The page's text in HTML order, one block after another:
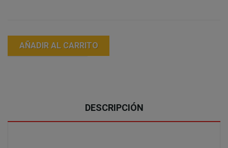
AÑADIR AL CARRITO
DESCRIPCIÓN